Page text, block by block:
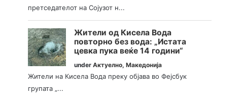
претседателот на Сојузот н...
Жители од Кисела Вода
повторно без вода: „Истата
цевка пука веќе 14 години“
underАктуелно,Македонија
Жители на Кисела Вода преку објава во Фејсбук
групата „...